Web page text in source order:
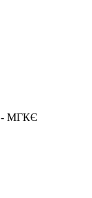
- МГКЄ